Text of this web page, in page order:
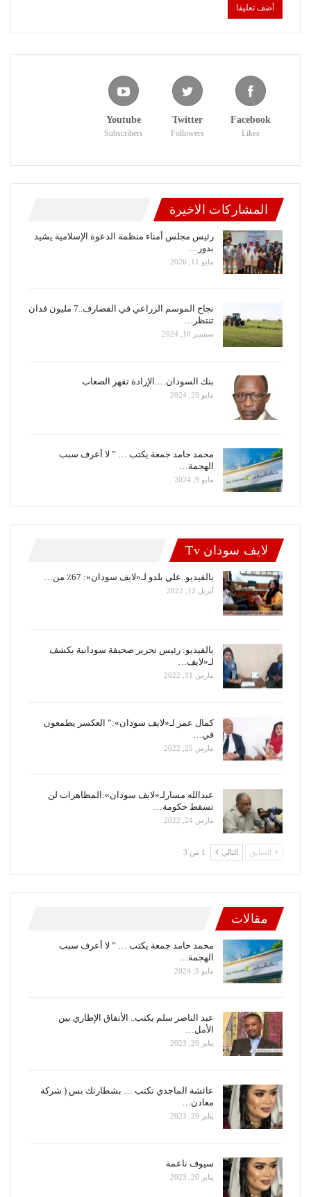
Facebook
Likes
Twitter
Followers
Youtube
Subscribers
المشاركات الاخيرة
رئيس مجلس أمناء منظمة الدعوة الإسلامية يشيد
بدور…
مايو 11, 2026
نجاح الموسم الزراعي في القضارف..7 مليون فدان
تنتظر…
سبتمبر 10, 2024
بنك السودان….الإرادة تقهر الصعاب
مايو 29, 2024
محمد حامد جمعة يكتب … ” لا أعرف سبب
الهجمة…
مايو 9, 2024
لايف سودان Tv
بالفيديو..علي بلدو لـ«لايف سودان»: 67٪ من…
أبريل 12, 2022
بالفيديو: رئيس تحرير صحيفة سودانية يكشف
لـ«لايف…
مارس 31, 2022
كمال عمر لـ«لايف سودان»:” العكسر يطمعون
في…
مارس 25, 2022
عبدالله مسارلـ«لايف سودان»:المظاهرات لن
تسقط حكومة…
مارس 24, 2022
السابق التالي 1 من 3
مقالات
محمد حامد جمعة يكتب … ” لا أعرف سبب
الهجمة…
مايو 9, 2024
عبد الناصر سلم يكتب.. الأتفاق الإطاري بين
الأمل…
يناير 29, 2023
عائشة الماجدي تكتب … بشطارتك بس ( شركة
معادن…
يناير 29, 2023
سيوف ناعمة
يناير 20, 2023